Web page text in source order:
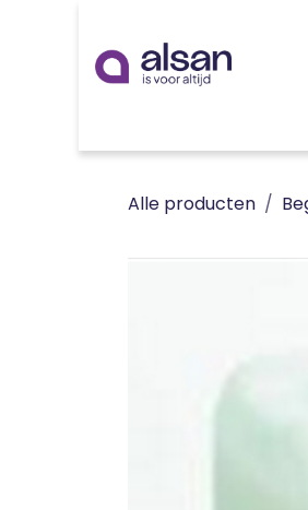
Alle producten